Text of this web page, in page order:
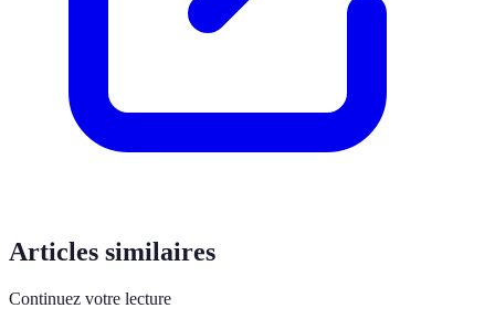
Articles similaires
Continuez votre lecture